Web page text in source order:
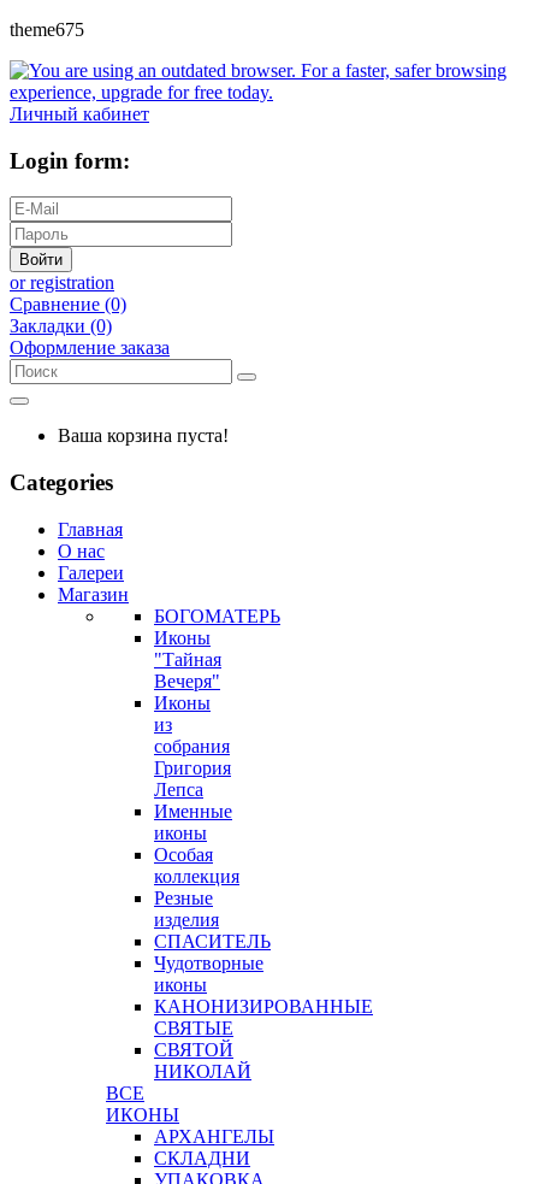
theme675
Личный кабинет
Login form:
Войти
or registration
Сравнение (0)
Закладки (0)
Оформление заказа
Ваша корзина пуста!
Categories
Главная
О нас
Галереи
Магазин
БОГОМАТЕРЬ
Иконы
"Тайная
Вечеря"
Иконы
из
собрания
Григория
Лепса
Именные
иконы
Особая
коллекция
Резные
изделия
СПАСИТЕЛЬ
Чудотворные
иконы
КАНОНИЗИРОВАННЫЕ
СВЯТЫЕ
СВЯТОЙ
НИКОЛАЙ
ВСЕ
ИКОНЫ
АРХАНГЕЛЫ
СКЛАДНИ
УПАКОВКА